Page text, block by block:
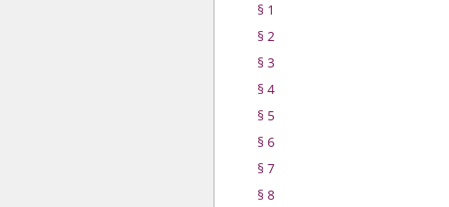
§ 1
§ 2
§ 3
§ 4
§ 5
§ 6
§ 7
§ 8